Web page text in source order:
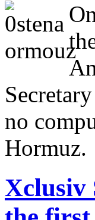
no
Hormuz.
Xclusiv